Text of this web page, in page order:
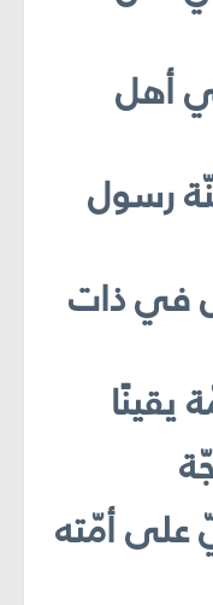
أهل
رسول
في ذات
على أمّته